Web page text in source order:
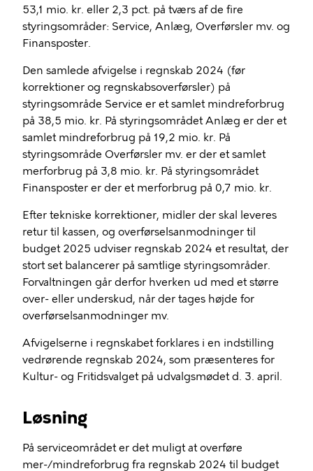
53,1 mio. kr. eller 2,3 pct. på tværs af de fire
styringsområder: Service, Anlæg, Overførsler mv. og
Finansposter.
Den samlede afvigelse i regnskab 2024 (før
korrektioner og regnskabsoverførsler) på
styringsområde Service er et samlet mindreforbrug
på 38,5 mio. kr. På styringsområdet Anlæg er der et
samlet mindreforbrug på 19,2 mio. kr. På
styringsområde Overførsler mv. er der et samlet
merforbrug på 3,8 mio. kr. På styringsområdet
Finansposter er der et merforbrug på 0,7 mio. kr.
Efter tekniske korrektioner, midler der skal leveres
retur til kassen, og overførselsanmodninger til
budget 2025 udviser regnskab 2024 et resultat, der
stort set balancerer på samtlige styringsområder.
Forvaltningen går derfor hverken ud med et større
over- eller underskud, når der tages højde for
overførselsanmodninger mv.
Afvigelserne i regnskabet forklares i en indstilling
vedrørende regnskab 2024, som præsenteres for
Kultur- og Fritidsvalget på udvalgsmødet d. 3. april.
Løsning
På serviceområdet er det muligt at overføre
mer-/mindreforbrug fra regnskab 2024 til budget